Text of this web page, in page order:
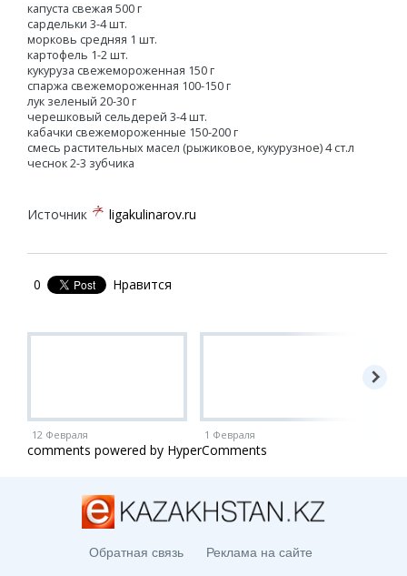
капуста свежая 500 г
сардельки 3-4 шт.
морковь средняя 1 шт.
картофель 1-2 шт.
кукуруза свежемороженная 150 г
спаржа свежемороженная 100-150 г
лук зеленый 20-30 г
черешковый сельдерей 3-4 шт.
кабачки свежемороженные 150-200 г
смесь растительных масел (рыжиковое, кукурузное) 4 ст.л
чеснок 2-3 зубчика
Источник ligakulinarov.ru
0 Нравится
12 Февраля 1 Февраля
comments powered by HyperComments
Обратная связь Реклама на сайте